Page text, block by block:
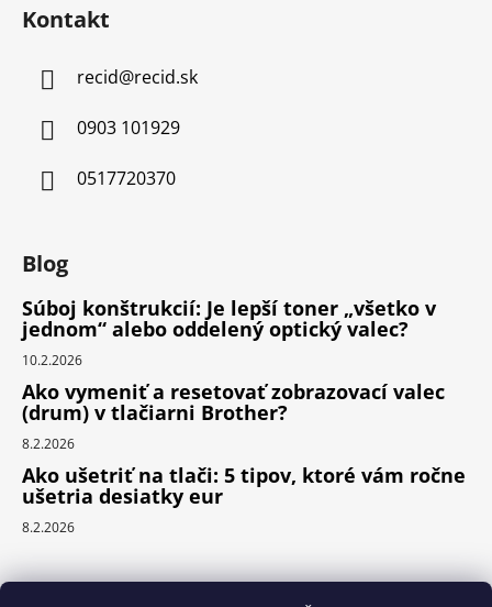
Kontakt
recid@recid.sk
0903 101929
0517720370
Blog
Súboj konštrukcií: Je lepší toner „všetko v
jednom“ alebo oddelený optický valec?
10.2.2026
Ako vymeniť a resetovať zobrazovací valec
(drum) v tlačiarni Brother?
8.2.2026
Ako ušetriť na tlači: 5 tipov, ktoré vám ročne
ušetria desiatky eur
8.2.2026